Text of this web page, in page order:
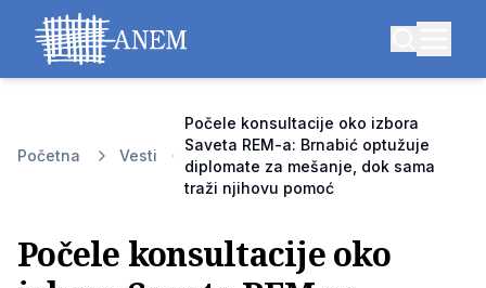
Početna Vesti
Počele konsultacije oko izbora
Saveta REM-a: Brnabić optužuje
diplomate za mešanje, dok sama
traži njihovu pomoć
Počele konsultacije oko